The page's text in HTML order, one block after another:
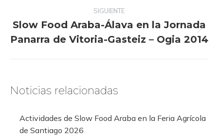
SIGUIENTE
siguiente:
Slow Food Araba-Álava en la Jornada
Panarra de Vitoria-Gasteiz – Ogia 2014
Noticias relacionadas
Actividades de Slow Food Araba en la Feria Agrícola
de Santiago 2026